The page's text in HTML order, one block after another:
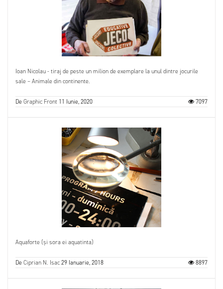
Ioan Nicolau - tiraj de peste un milion de exemplare la unul dintre jocurile
sale – Animale din continente.
DeGraphic Front 11 Iunie, 2020 7097
Aquaforte (și sora ei aquatinta)
DeCiprian N. Isac29 Ianuarie, 2018 8897